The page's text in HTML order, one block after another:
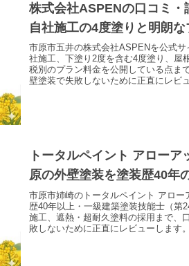
株式会社ASPENの口コミ
自社施工の4度塗りと明朗
市原市五井の株式会社ASPENを公式
社施工、下塗り2度を含む4度塗り、屋
税別のプラン料金を公開している点ま
壁塗装で失敗しないために正直にレビ
トータルペイント アロー
原の外壁塗装を塗装歴40年
市原市姉崎のトータルペイント アロ
歴40年以上・一級建築塗装技能士（第
施工、遮熱・超耐久塗料の採用まで、
敗しないために正直にレビューします。